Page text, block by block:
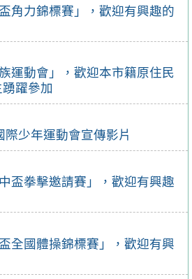
角力錦標賽」，歡迎有興趣的
運動會」，歡迎本市籍原住民
躍參加
際少年運動會宣傳影片
盃拳擊邀請賽」，歡迎有興趣
全國體操錦標賽」，歡迎有興